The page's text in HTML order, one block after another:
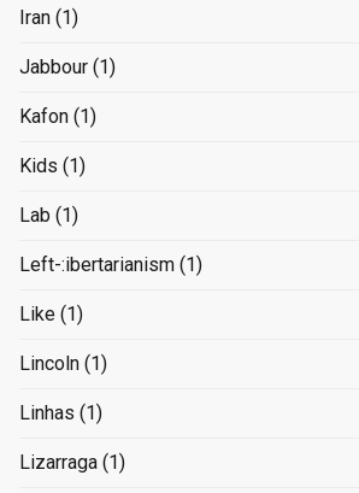
Iran (1)
Jabbour (1)
Kafon (1)
Kids (1)
Lab (1)
Left-:ibertarianism (1)
Like (1)
Lincoln (1)
Linhas (1)
Lizarraga (1)